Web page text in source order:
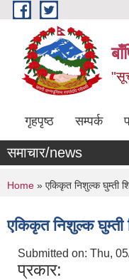
Skip to main content
गृहपृष्ठ सम्पर्क
समाचार/news
You are here
Home » एकिकृत निशुल्क घुम्ती
एकिकृत निशुल्क घुम्ती
Submitted on: Thu,
प्रकार: